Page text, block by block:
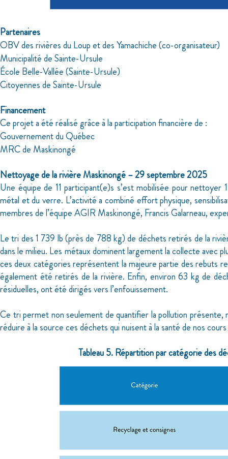
Partenaires
­OBV des rivières du Loup et des Yamachiche (co-organisateur)
Municipalité de Sainte-Ursule
­École Belle-Vallée (Sainte-Ursule)
­Citoyennes de Sainte-Ursule
Financement
Ce projet a été réalisé grâce à la participation financière de :
­Gouvernement du Québec
­MRC de Maskinongé
Nettoyage de la rivière Maskinongé – 29 septembre 2025
Une équipe de 11 participant(e)s s’est mobilisée pour
métal et du verre. L’activité a combiné effort physique,
membres de l’équipe AGIR Maskinongé, Francis Galarneau,
Le tri des 1 739 lb (près de 788 kg) de déchets retirés de la
dans le milieu. Les métaux dominent largement la collecte avec
ces deux catégories représentent la majeure partie des rebuts
également été retirés de la rivière. Enfin, environ 63 kg de
résiduelles, ont été dirigés vers l’enfouissement.
Ce tri permet non seulement de quantifier la pollution
réduire à la source ces déchets qui nuisent à la santé de nos cours
Tableau 5. Répartition par catégorie des